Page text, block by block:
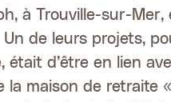
à Trouville-sur-Mer,
de leurs projets,
était d’être en lien
la maison de retraite